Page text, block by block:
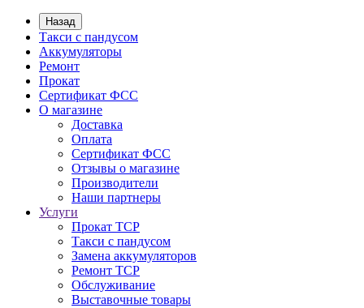
Назад
Такси с пандусом
Аккумуляторы
Ремонт
Прокат
Сертификат ФСС
О магазине
Доставка
Оплата
Сертификат ФСС
Отзывы о магазине
Производители
Наши партнеры
Услуги
Прокат ТСР
Такси с пандусом
Замена аккумуляторов
Ремонт ТСР
Обслуживание
Выставочные товары